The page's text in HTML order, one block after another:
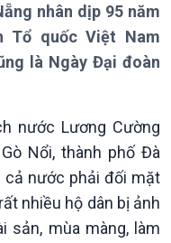
tin
mục
dòng Thời sự
nhân dịp 95 năm
Tổ quốc Việt Nam
là Ngày Đại đoàn
nước Lương Cường
Nổi, thành phố Đà
cả nước phải đối mặt
nhiều hộ dân bị ảnh
sản, mùa màng, làm